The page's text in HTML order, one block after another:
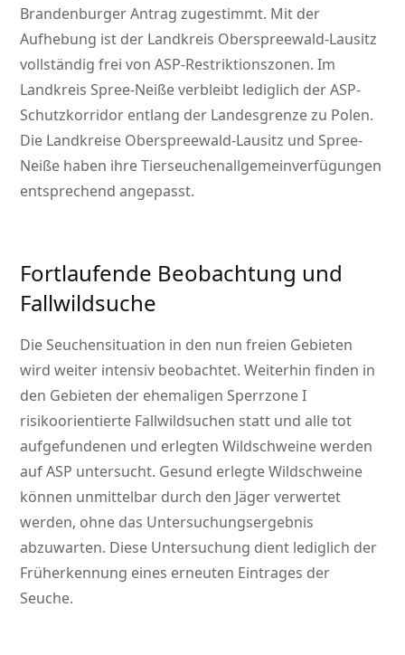
Brandenburger Antrag zugestimmt. Mit der
Aufhebung ist der Landkreis Oberspreewald-Lausitz
vollständig frei von ASP-Restriktionszonen. Im
Landkreis Spree-Neiße verbleibt lediglich der ASP-
Schutzkorridor entlang der Landesgrenze zu Polen.
Die Landkreise Oberspreewald-Lausitz und Spree-
Neiße haben ihre Tierseuchenallgemeinverfügungen
entsprechend angepasst.
Fortlaufende Beobachtung und
Fallwildsuche
Die Seuchensituation in den nun freien Gebieten
wird weiter intensiv beobachtet. Weiterhin finden in
den Gebieten der ehemaligen Sperrzone I
risikoorientierte Fallwildsuchen statt und alle tot
aufgefundenen und erlegten Wildschweine werden
auf ASP untersucht. Gesund erlegte Wildschweine
können unmittelbar durch den Jäger verwertet
werden, ohne das Untersuchungsergebnis
abzuwarten. Diese Untersuchung dient lediglich der
Früherkennung eines erneuten Eintrages der
Seuche.